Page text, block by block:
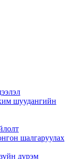
шуудангийн
шалгаруулах
дүрэм